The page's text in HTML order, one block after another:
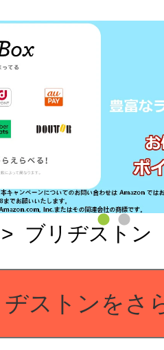
> ブリヂストン
ヂストンをさ